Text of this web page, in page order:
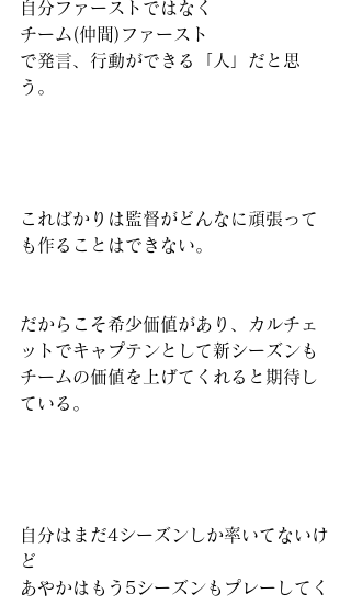
自分ファーストではなく
チーム(仲間)ファースト
で発言、行動ができる「人」だと思
う。
こればかりは監督がどんなに頑張って
も作ることはできない。
だからこそ希少価値があり、カルチェ
ットでキャプテンとして新シーズンも
チームの価値を上げてくれると期待し
ている。
自分はまだ4シーズンしか率いてないけ
ど
あやかはもう5シーズンもプレーしてく